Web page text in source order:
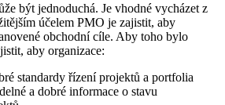
být jednoduchá. Je vhodné vycházet z
účelem PMO je zajistit, aby
obchodní cíle. Aby toho bylo
aby organizace:
standardy řízení projektů a portfolia
a dobré informace o stavu